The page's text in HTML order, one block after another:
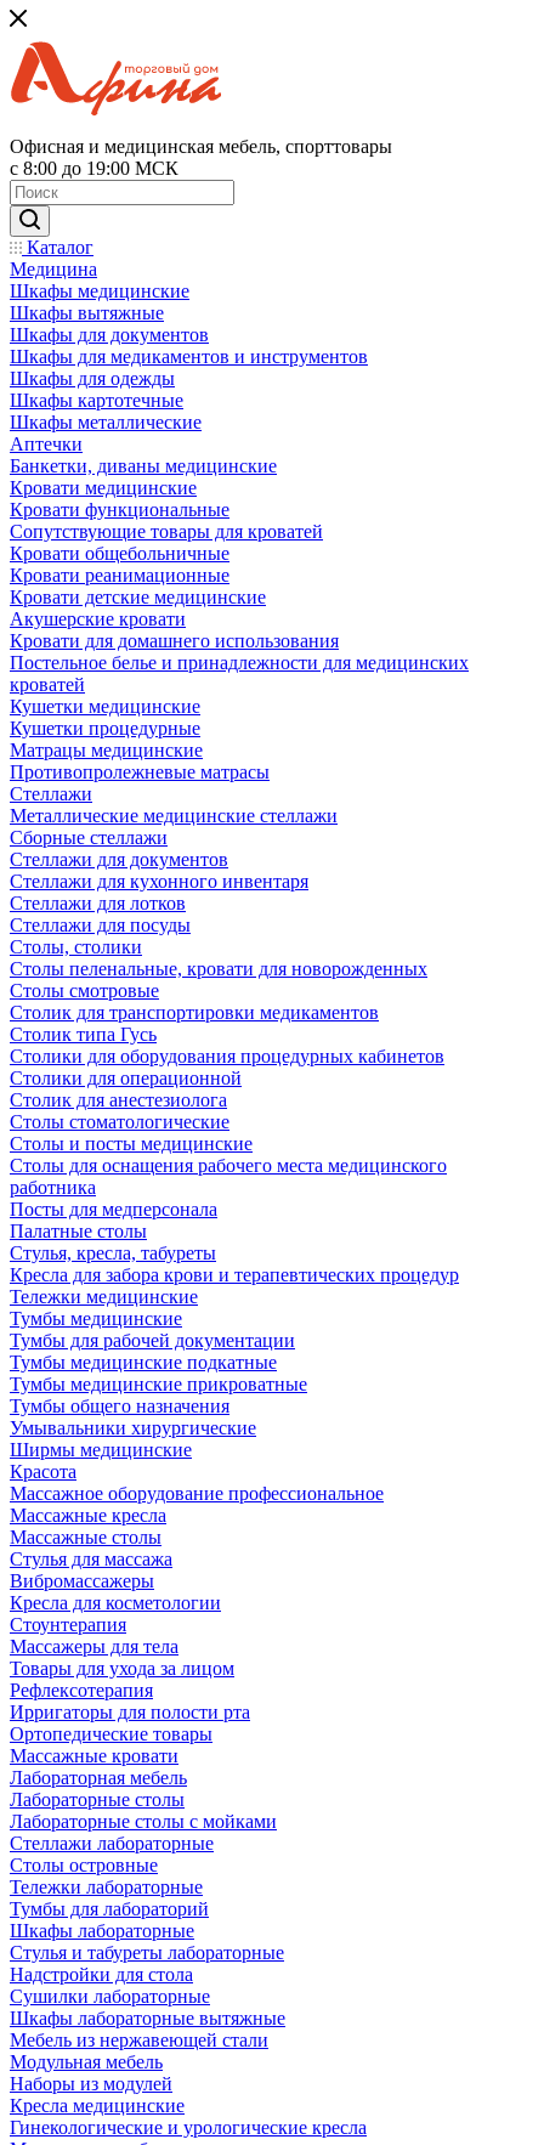
Офисная и медицинская мебель, спорттовары
с 8:00 до 19:00 МСК
Каталог
Медицина
Шкафы медицинские
Шкафы вытяжные
Шкафы для документов
Шкафы для медикаментов и инструментов
Шкафы для одежды
Шкафы картотечные
Шкафы металлические
Аптечки
Банкетки, диваны медицинские
Кровати медицинские
Кровати функциональные
Сопутствующие товары для кроватей
Кровати общебольничные
Кровати реанимационные
Кровати детские медицинские
Акушерские кровати
Кровати для домашнего использования
Постельное белье и принадлежности для медицинских
кроватей
Кушетки медицинские
Кушетки процедурные
Матрацы медицинские
Противопролежневые матрасы
Стеллажи
Металлические медицинские стеллажи
Сборные стеллажи
Стеллажи для документов
Стеллажи для кухонного инвентаря
Стеллажи для лотков
Стеллажи для посуды
Столы, столики
Столы пеленальные, кровати для новорожденных
Столы смотровые
Столик для транспортировки медикаментов
Столик типа Гусь
Столики для оборудования процедурных кабинетов
Столики для операционной
Столик для анестезиолога
Столы стоматологические
Столы и посты медицинские
Столы для оснащения рабочего места медицинского
работника
Посты для медперсонала
Палатные столы
Стулья, кресла, табуреты
Кресла для забора крови и терапевтических процедур
Тележки медицинские
Тумбы медицинские
Тумбы для рабочей документации
Тумбы медицинские подкатные
Тумбы медицинские прикроватные
Тумбы общего назначения
Умывальники хирургические
Ширмы медицинские
Красота
Массажное оборудование профессиональное
Массажные кресла
Массажные столы
Стулья для массажа
Вибромассажеры
Кресла для косметологии
Стоунтерапия
Массажеры для тела
Товары для ухода за лицом
Рефлексотерапия
Ирригаторы для полости рта
Ортопедические товары
Массажные кровати
Лабораторная мебель
Лабораторные столы
Лабораторные столы с мойками
Стеллажи лабораторные
Столы островные
Тележки лабораторные
Тумбы для лабораторий
Шкафы лабораторные
Стулья и табуреты лабораторные
Надстройки для стола
Сушилки лабораторные
Шкафы лабораторные вытяжные
Мебель из нержавеющей стали
Модульная мебель
Наборы из модулей
Кресла медицинские
Гинекологические и урологические кресла